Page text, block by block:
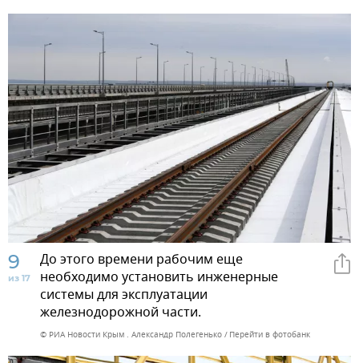
9
из 17
До этого времени рабочим еще
необходимо установить инженерные
системы для эксплуатации
железнодорожной части.
© РИА Новости Крым . Александр Полегенько Перейти в фотобанк